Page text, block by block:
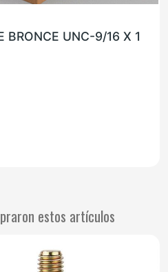
BRONCE UNC-9/16 X 1
estos artículos